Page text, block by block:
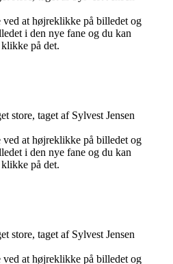
at højreklikke på billedet og
i den nye fane og du kan
på det.
store, taget af Sylvest Jensen
at højreklikke på billedet og
i den nye fane og du kan
på det.
store, taget af Sylvest Jensen
at højreklikke på billedet og